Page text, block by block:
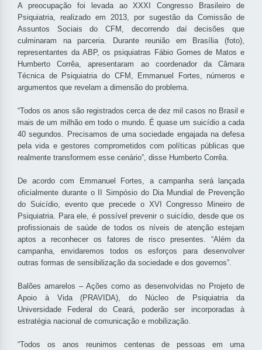
A preocupação foi levada ao XXXI Congresso Brasileiro de
Psiquiatria, realizado em 2013, por sugestão da Comissão de
Assuntos Sociais do CFM, decorrendo daí decisões que
culminaram na parceria. Durante reunião em Brasília (foto),
representantes da ABP, os psiquiatras Fábio Gomes de Matos e
Humberto Corrêa, apresentaram ao coordenador da Câmara
Técnica de Psiquiatria do CFM, Emmanuel Fortes, números e
argumentos que revelam a dimensão do problema.
“Todos os anos são registrados cerca de dez mil casos no Brasil e
mais de um milhão em todo o mundo. É quase um suicídio a cada
40 segundos. Precisamos de uma sociedade engajada na defesa
pela vida e gestores comprometidos com políticas públicas que
realmente transformem esse cenário”, disse Humberto Corrêa.
De acordo com Emmanuel Fortes, a campanha será lançada
oficialmente durante o II Simpósio do Dia Mundial de Prevenção
do Suicídio, evento que precede o XVI Congresso Mineiro de
Psiquiatria. Para ele, é possível prevenir o suicídio, desde que os
profissionais de saúde de todos os níveis de atenção estejam
aptos a reconhecer os fatores de risco presentes. “Além da
campanha, envidaremos todos os esforços para desenvolver
outras formas de sensibilização da sociedade e dos governos”.
Balões amarelos – Ações como as desenvolvidas no Projeto de
Apoio à Vida (PRAVIDA), do Núcleo de Psiquiatria da
Universidade Federal do Ceará, poderão ser incorporadas à
estratégia nacional de comunicação e mobilização.
“Todos os anos reunimos centenas de pessoas em uma